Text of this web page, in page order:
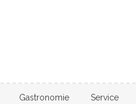
Gastronomie Service